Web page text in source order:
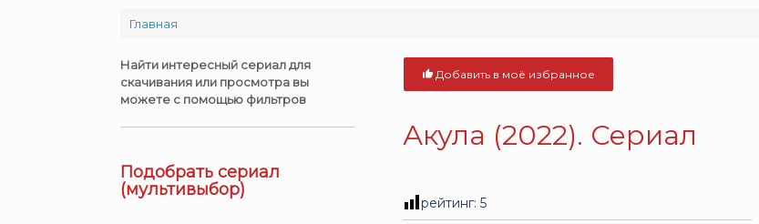
Главная
Добавить в моё избранное
Акула (2022). Сериал
рейтинг:5
Найти интересный сериал для
скачивания или просмотра вы
можете с помощью фильтров
Подобрать сериал
(мультивыбор)